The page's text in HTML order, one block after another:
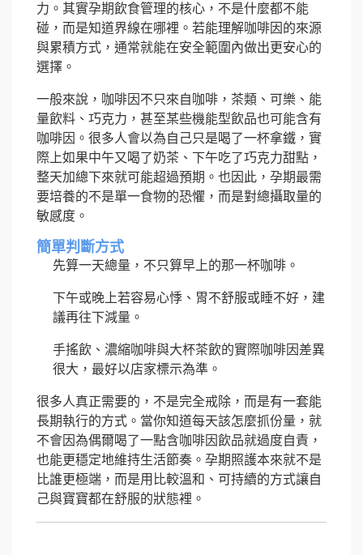
力。其實孕期飲食管理的核心，不是什麼都不能
碰，而是知道界線在哪裡。若能理解咖啡因的來源
與累積方式，通常就能在安全範圍內做出更安心的
選擇。
一般來說，咖啡因不只來自咖啡，茶類、可樂、能
量飲料、巧克力，甚至某些機能型飲品也可能含有
咖啡因。很多人會以為自己只是喝了一杯拿鐵，實
際上如果中午又喝了奶茶、下午吃了巧克力甜點，
整天加總下來就可能超過預期。也因此，孕期最需
要培養的不是單一食物的恐懼，而是對總攝取量的
敏感度。
簡單判斷方式
先算一天總量，不只算早上的那一杯咖啡。
下午或晚上若容易心悸、胃不舒服或睡不好，建
議再往下減量。
手搖飲、濃縮咖啡與大杯茶飲的實際咖啡因差異
很大，最好以店家標示為準。
很多人真正需要的，不是完全戒除，而是有一套能
長期執行的方式。當你知道每天該怎麼抓份量，就
不會因為偶爾喝了一點含咖啡因飲品就過度自責，
也能更穩定地維持生活節奏。孕期照護本來就不是
比誰更極端，而是用比較溫和、可持續的方式讓自
己與寶寶都在舒服的狀態裡。